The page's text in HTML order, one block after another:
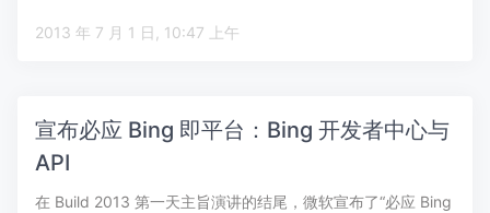
2013 年 7 月 1 日, 10:47 上午
宣布必应 Bing 即平台：Bing 开发者中心与
API
在 Build 2013 第一天主旨演讲的结尾，微软宣布了“必应 Bing